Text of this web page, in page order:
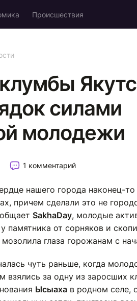
Происшествия
силами
молодежи
1 комментарий
нашего города наконец-то
причем сделали это не
SakhaDay, молодые
памятника от сорняков и
глаза горожанам с
чуть раньше, когда
взялись за одну из заросших
Ысыаха в родном селе,